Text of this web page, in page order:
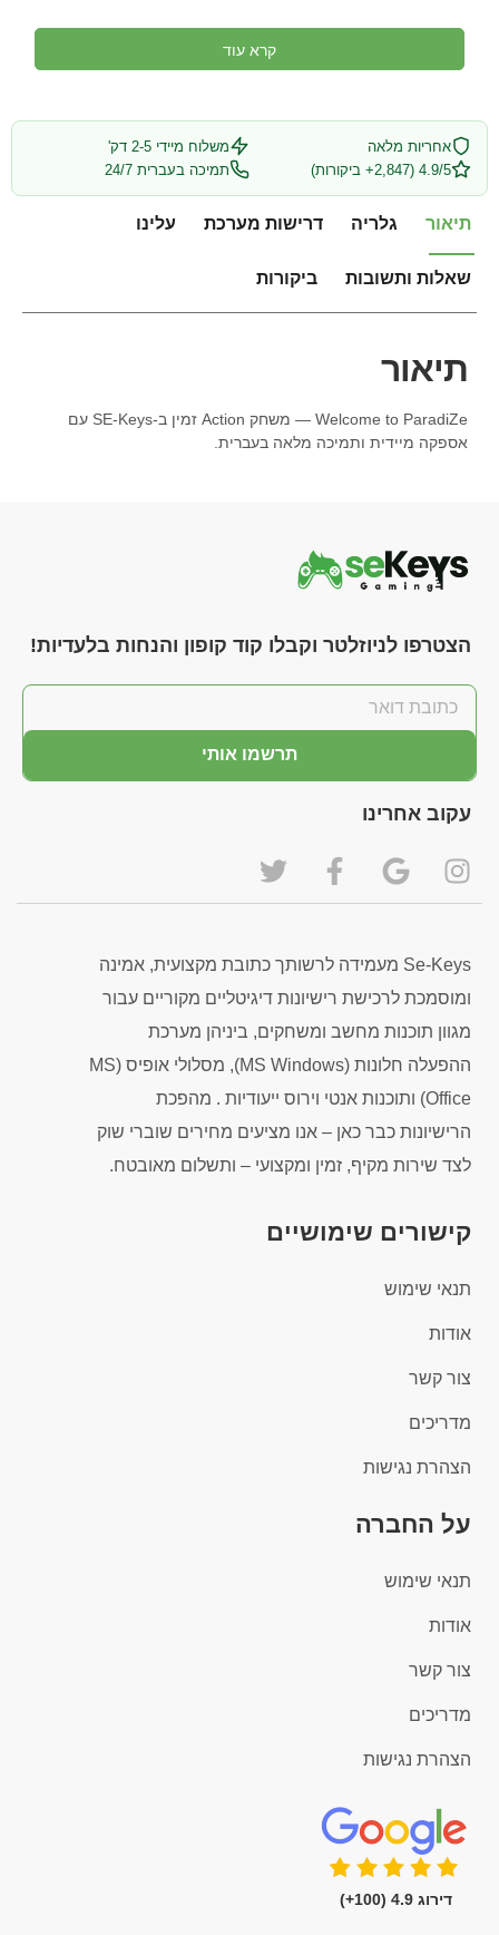
קרא עוד
אחריות מלאה
משלוח מיידי 2-5 דק'
4.9/5 (2,847+ ביקורות)
תמיכה בעברית 24/7
תיאור גלריה דרישות מערכת עלינו
שאלות ותשובות ביקורות
תיאור
Welcome to ParadiZe — משחק Action זמין ב-SE-Keys עם
אספקה מיידית ותמיכה מלאה בעברית.
הצטרפו לניוזלטר וקבלו קוד קופון והנחות בלעדיות!
תרשמו אותי
עקוב אחרינו
Se-Keys מעמידה לרשותך כתובת מקצועית, אמינה
ומוסמכת לרכישת רישיונות דיגיטליים מקוריים עבור
מגוון תוכנות מחשב ומשחקים, ביניהן מערכת
ההפעלה חלונות (MS Windows), מסלולי אופיס (MS
Office) ותוכנות אנטי וירוס ייעודיות . מהפכת
הרישיונות כבר כאן – אנו מציעים מחירים שוברי שוק
לצד שירות מקיף, זמין ומקצועי – ותשלום מאובטח.
קישורים שימושיים
תנאי שימוש
אודות
צור קשר
מדריכים
הצהרת נגישות
על החברה
תנאי שימוש
אודות
צור קשר
מדריכים
הצהרת נגישות
דירוג 4.9 (100+)